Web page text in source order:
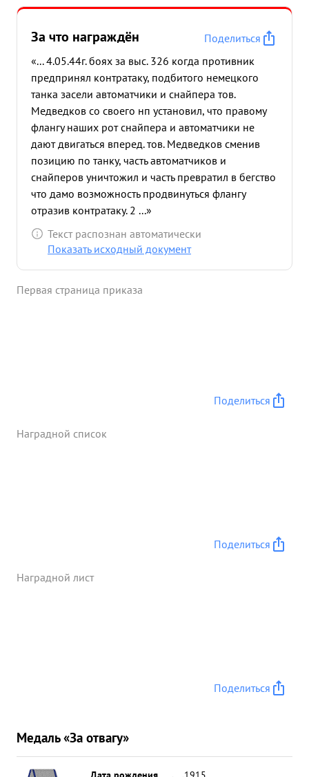
За что награждён
Поделиться
«... 4.05.44г. боях за выс. 326 когда противник
предпринял контратаку, подбитого немецкого
танка засели автоматчики и снайпера тов.
Медведков со своего нп установил, что правому
флангу наших рот снайпера и автоматчики не
дают двигаться вперед. тов. Медведков сменив
позицию по танку, часть автоматчиков и
снайперов уничтожил и часть превратил в бегство
что дамо возможность продвинуться флангу
отразив контратаку. 2 ...»
Текст распознан автоматически
Показать исходный документ
Первая страница приказа
Поделиться
Наградной список
Поделиться
Наградной лист
Поделиться
Медаль «За отвагу»